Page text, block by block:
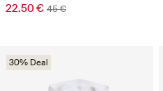
22.50 € 45 €
30% Deal